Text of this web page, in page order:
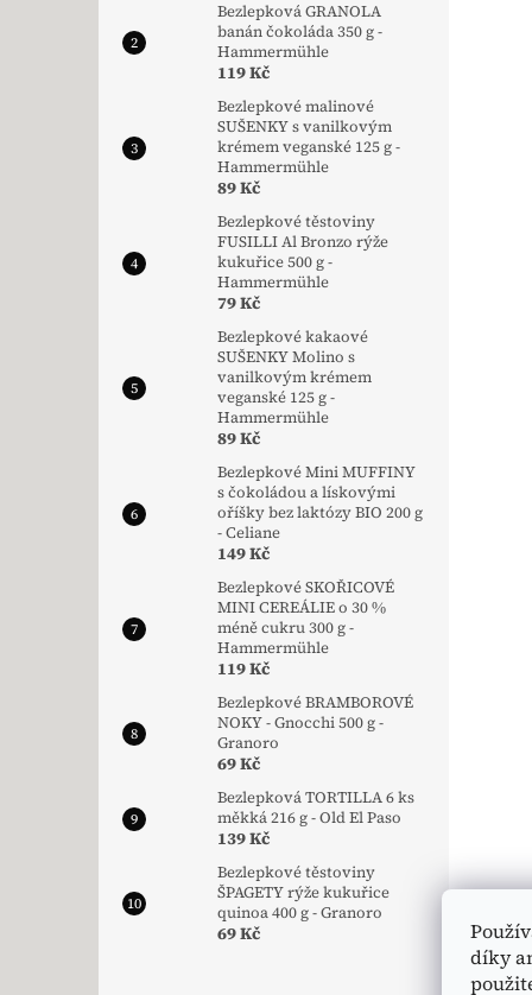
díky
Bezlepková GRANOLA
banán čokoláda 350 g -
Hammermühle
119 Kč
Bezlepkové malinové
SUŠENKY s vanilkovým
krémem veganské 125 g -
Hammermühle
89 Kč
Bezlepkové těstoviny
FUSILLI Al Bronzo rýže
kukuřice 500 g -
Hammermühle
79 Kč
Bezlepkové kakaové
SUŠENKY Molino s
vanilkovým krémem
veganské 125 g -
Hammermühle
89 Kč
Bezlepkové Mini MUFFINY
s čokoládou a lískovými
oříšky bez laktózy BIO 200 g
- Celiane
149 Kč
Bezlepkové SKOŘICOVÉ
MINI CEREÁLIE o 30 %
méně cukru 300 g -
Hammermühle
119 Kč
Bezlepkové BRAMBOROVÉ
NOKY - Gnocchi 500 g -
Granoro
69 Kč
Bezlepková TORTILLA 6 ks
měkká 216 g - Old El Paso
139 Kč
Bezlepkové těstoviny
ŠPAGETY rýže kukuřice
quinoa 400 g - Granoro
69 Kč